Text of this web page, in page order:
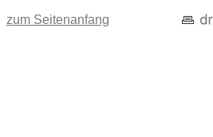
zum Seitenanfang